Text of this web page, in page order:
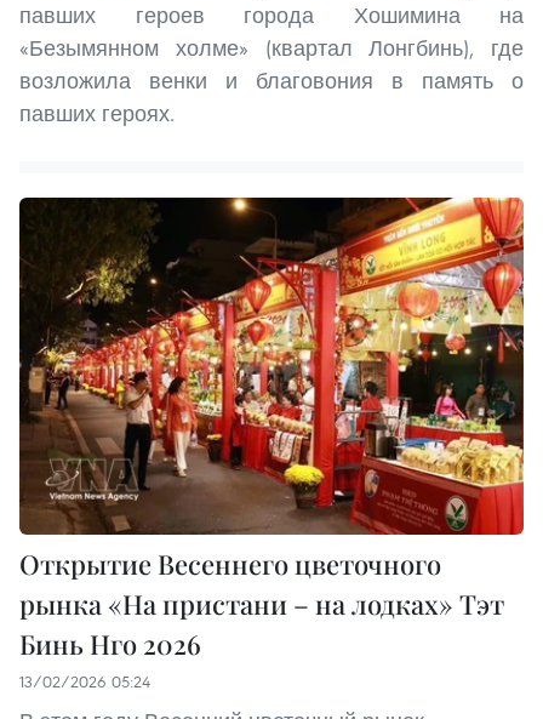
павших героев города Хошимина на
«Безымянном холме» (квартал Лонгбинь), где
возложила венки и благовония в память о
павших героях.
Открытие Весеннего цветочного
рынка «На пристани – на лодках» Тэт
Бинь Нго 2026
13/02/2026 05:24